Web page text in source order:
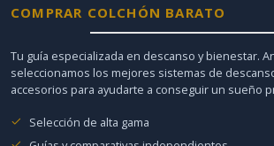
COMPRAR COLCHÓN BARATO
Tu guía especializada en descanso y bienestar.
seleccionamos los mejores sistemas de
accesorios para ayudarte a conseguir un sueño
Selección de alta gama